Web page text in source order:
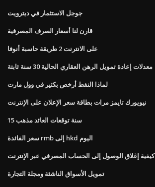
جوجل الاستثمار في ديترويت
قارن لنا أسعار الصرف المصرفية
على الانترنت 2 طريقة حاسبة أنوفا
معدلات إعادة تمويل الرهن العقاري الحالية 30 سنة ثابتة
لماذا النفط أرخص بكثير في وول مارت
نيويورك تايمز مرات بطاقة سعر الإعلان على الإنترنت
15 سنة توقعات العائد مذهب
سعر الفائدة rmb إلى hkd اليوم
كيفية إغلاق الوصول إلى الحساب المصرفي عبر الإنترنت
تمويل الأسواق الناشئة ومجلة التجارة